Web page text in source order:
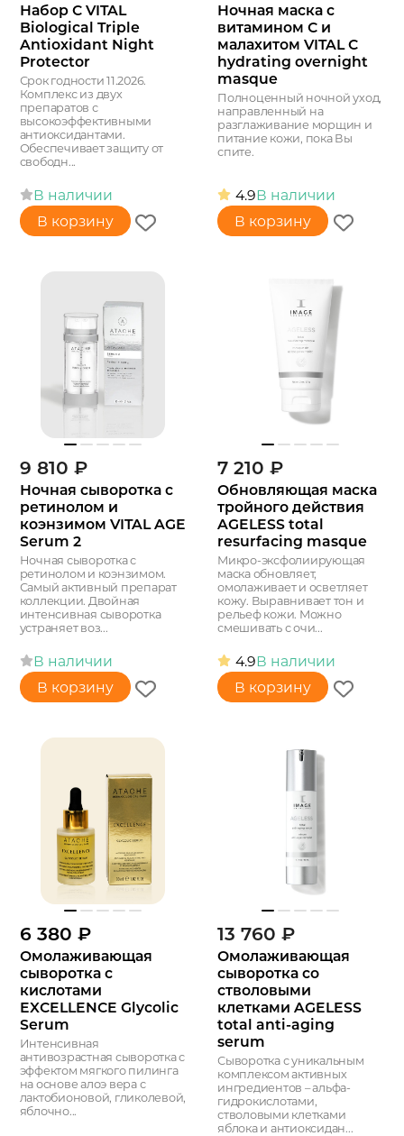
Набор C VITAL
Biological Triple
Antioxidant Night
Protector
Срок годности 11.2026.
Комплекс из двух
препаратов с
высокоэффективными
антиоксидантами.
Обеспечивает защиту от
свободн...
В наличии
В корзину
Ночная маска с
витамином С и
малахитом VITAL C
hydrating overnight
masque
Полноценный ночной уход,
направленный на
разглаживание морщин и
питание кожи, пока Вы
спите.
4.9В наличии
В корзину
9 810 ₽
Ночная сыворотка с
ретинолом и
коэнзимом VITAL AGE
Serum 2
Ночная сыворотка с
ретинолом и коэнзимом.
Самый активный препарат
коллекции. Двойная
интенсивная сыворотка
устраняет воз...
В наличии
В корзину
7 210 ₽
Обновляющая маска
тройного действия
AGELESS total
resurfacing masque
Микро-эксфолиирующая
маска обновляет,
омолаживает и осветляет
кожу. Выравнивает тон и
рельеф кожи. Можно
смешивать с очи...
4.9В наличии
В корзину
6 380 ₽
Омолаживающая
сыворотка с
кислотами
EXCELLENCE Glycolic
Serum
Интенсивная
антивозрастная сыворотка с
эффектом мягкого пилинга
на основе алоэ вера с
лактобионовой, гликолевой,
яблочно...
13 760 ₽
Омолаживающая
сыворотка со
стволовыми
клетками AGELESS
total anti-aging
serum
Сыворотка с уникальным
комплексом активных
ингредиентов – альфа-
гидрокислотами,
стволовыми клетками
яблока и антиоксидан...